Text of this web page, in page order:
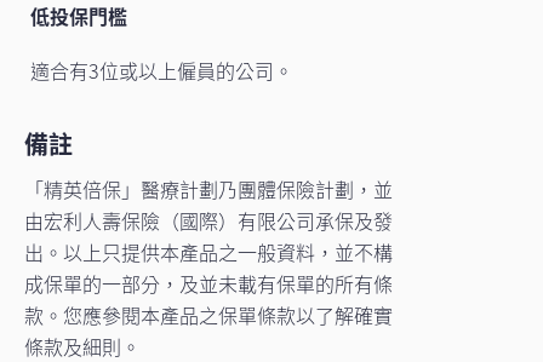
低投保門檻
適合有3位或以上僱員的公司。
備註
「精英倍保」醫療計劃乃團體保險計劃，並
由宏利人壽保險（國際）有限公司承保及發
出。以上只提供本產品之一般資料，並不構
成保單的一部分，及並未載有保單的所有條
款。您應參閱本產品之保單條款以了解確實
條款及細則。